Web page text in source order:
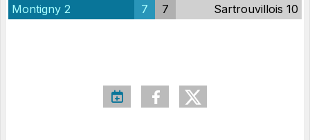
Montigny 2 7 7 Sartrouvillois 10